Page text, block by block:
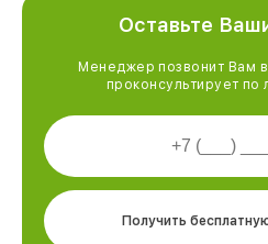
Оставьте
Менеджер позвонит Вам в
проконсультирует
Получить